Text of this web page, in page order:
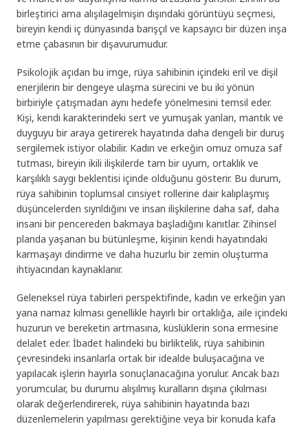
birleştirici ama alışılagelmişin dışındaki görüntüyü seçmesi,
bireyin kendi iç dünyasında barışçıl ve kapsayıcı bir düzen inşa
etme çabasının bir dışavurumudur.
Psikolojik açıdan bu imge, rüya sahibinin içindeki eril ve dişil
enerjilerin bir dengeye ulaşma sürecini ve bu iki yönün
birbiriyle çatışmadan aynı hedefe yönelmesini temsil eder.
Kişi, kendi karakterindeki sert ve yumuşak yanları, mantık ve
duyguyu bir araya getirerek hayatında daha dengeli bir duruş
sergilemek istiyor olabilir. Kadın ve erkeğin omuz omuza saf
tutması, bireyin ikili ilişkilerde tam bir uyum, ortaklık ve
karşılıklı saygı beklentisi içinde olduğunu gösterir. Bu durum,
rüya sahibinin toplumsal cinsiyet rollerine dair kalıplaşmış
düşüncelerden sıyrıldığını ve insan ilişkilerine daha saf, daha
insani bir pencereden bakmaya başladığını kanıtlar. Zihinsel
planda yaşanan bu bütünleşme, kişinin kendi hayatındaki
karmaşayı dindirme ve daha huzurlu bir zemin oluşturma
ihtiyacından kaynaklanır.
Geleneksel rüya tabirleri perspektifinde, kadın ve erkeğin yan
yana namaz kılması genellikle hayırlı bir ortaklığa, aile içindeki
huzurun ve bereketin artmasına, küslüklerin sona ermesine
delalet eder. İbadet halindeki bu birliktelik, rüya sahibinin
çevresindeki insanlarla ortak bir idealde buluşacağına ve
yapılacak işlerin hayırla sonuçlanacağına yorulur. Ancak bazı
yorumcular, bu durumu alışılmış kuralların dışına çıkılması
olarak değerlendirerek, rüya sahibinin hayatında bazı
düzenlemelerin yapılması gerektiğine veya bir konuda kafa